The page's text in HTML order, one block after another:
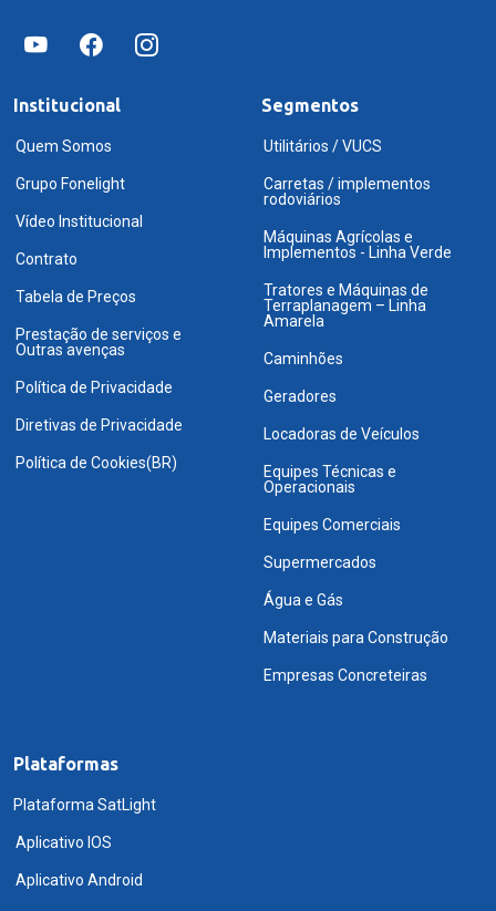
Institucional
Quem Somos
Grupo Fonelight
Vídeo Institucional
Contrato
Tabela de Preços
Prestação de serviços e
Outras avenças
Política de Privacidade
Diretivas de Privacidade
Política de Cookies(BR)
Segmentos
Utilitários / VUCS
Carretas / implementos
rodoviários
Máquinas Agrícolas e
Implementos - Linha Verde
Tratores e Máquinas de
Terraplanagem – Linha
Amarela
Caminhões
Geradores
Locadoras de Veículos
Equipes Técnicas e
Operacionais
Equipes Comerciais
Supermercados
Água e Gás
Materiais para Construção
Empresas Concreteiras
Plataformas
Plataforma SatLight
Aplicativo IOS
Aplicativo Android